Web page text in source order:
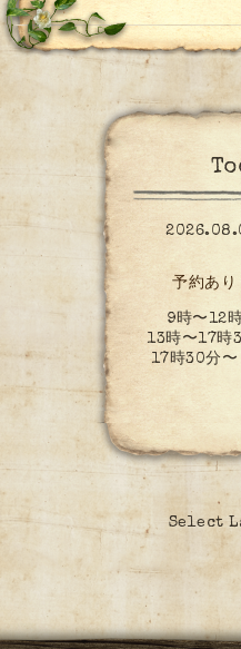
予約あ
9時〜12
13時〜17時
17時30分〜
Select